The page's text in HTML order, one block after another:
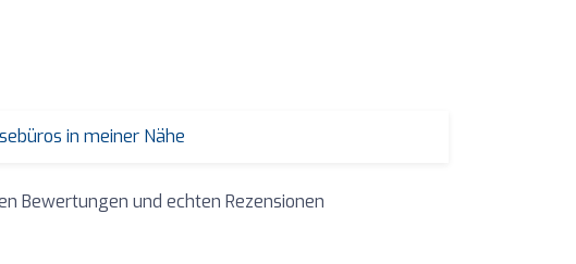
in meiner Nähe
Bewertungen und echten Rezensionen